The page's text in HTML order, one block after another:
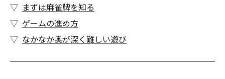
まずは麻雀牌を知る
ゲームの進め方
なかなか奥が深く難しい遊び